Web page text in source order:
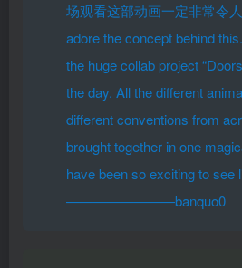
场观看这部动画一定非常令
adore the concept behind
the huge collab project
the day. All the different
different conventions from
brought together in one
have been so exciting to see
————————banquo0